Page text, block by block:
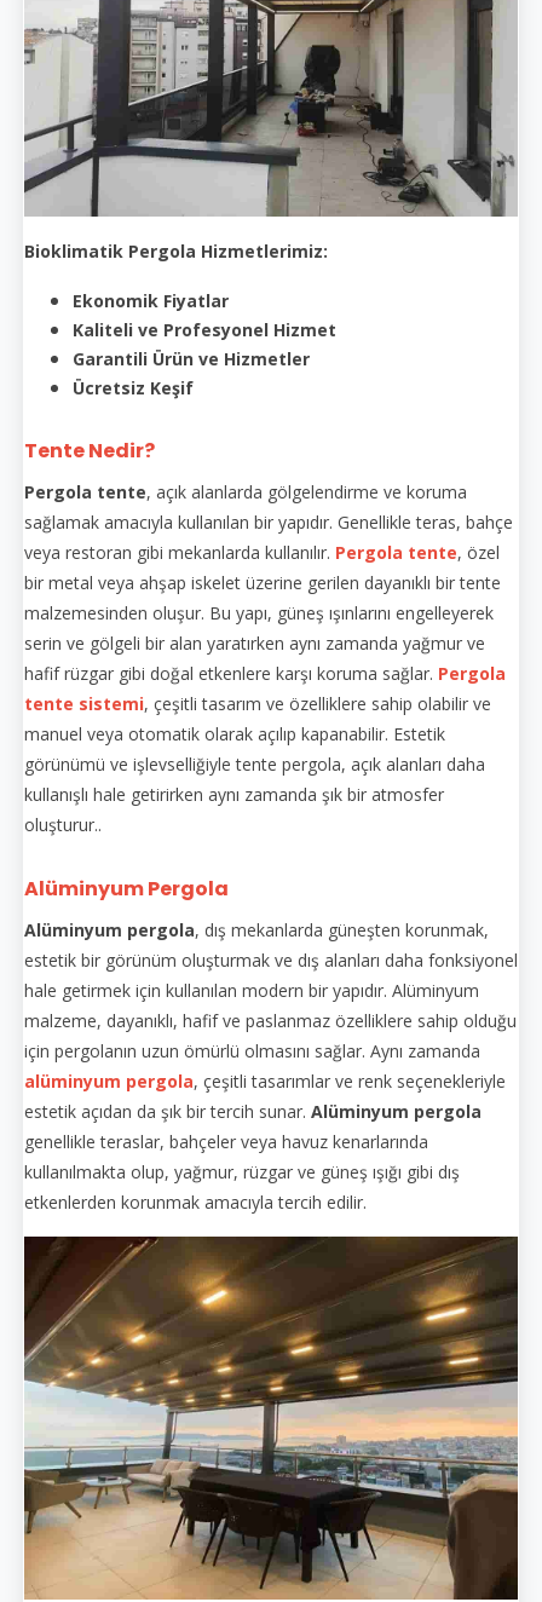
Bioklimatik Pergola Hizmetlerimiz:
Ekonomik Fiyatlar
Kaliteli ve Profesyonel Hizmet
Garantili Ürün ve Hizmetler
Ücretsiz Keşif
Tente Nedir?
Pergola tente, açık alanlarda gölgelendirme ve koruma
sağlamak amacıyla kullanılan bir yapıdır. Genellikle teras, bahçe
veya restoran gibi mekanlarda kullanılır. Pergola tente, özel
bir metal veya ahşap iskelet üzerine gerilen dayanıklı bir tente
malzemesinden oluşur. Bu yapı, güneş ışınlarını engelleyerek
serin ve gölgeli bir alan yaratırken aynı zamanda yağmur ve
hafif rüzgar gibi doğal etkenlere karşı koruma sağlar. Pergola
tente sistemi, çeşitli tasarım ve özelliklere sahip olabilir ve
manuel veya otomatik olarak açılıp kapanabilir. Estetik
görünümü ve işlevselliğiyle tente pergola, açık alanları daha
kullanışlı hale getirirken aynı zamanda şık bir atmosfer
oluşturur..
Alüminyum Pergola
Alüminyum pergola, dış mekanlarda güneşten korunmak,
estetik bir görünüm oluşturmak ve dış alanları daha fonksiyonel
hale getirmek için kullanılan modern bir yapıdır. Alüminyum
malzeme, dayanıklı, hafif ve paslanmaz özelliklere sahip olduğu
için pergolanın uzun ömürlü olmasını sağlar. Aynı zamanda
alüminyum pergola, çeşitli tasarımlar ve renk seçenekleriyle
estetik açıdan da şık bir tercih sunar. Alüminyum pergola
genellikle teraslar, bahçeler veya havuz kenarlarında
kullanılmakta olup, yağmur, rüzgar ve güneş ışığı gibi dış
etkenlerden korunmak amacıyla tercih edilir.